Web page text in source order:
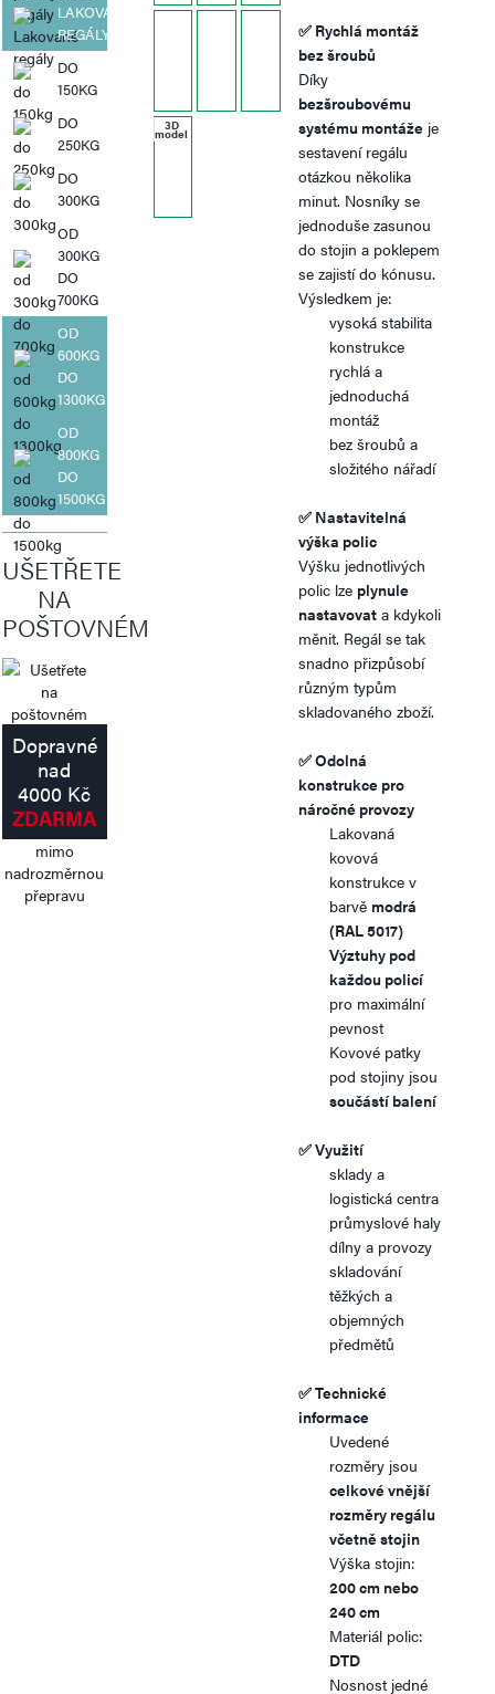
LAKOVANÉ
REGÁLY
DO
150KG
DO
250KG
DO
300KG
OD
300KG
DO
700KG
OD
600KG
DO
1300KG
OD
800KG
DO
1500KG
UŠETŘETE
NA
POŠTOVNÉM
Dopravné
nad
4000 Kč
ZDARMA
mimo
nadrozměrnou
přepravu
3D
model
✅ Rychlá montáž
bez šroubů
Díky
bezšroubovému
systému montážeje
sestavení regálu
otázkou několika
minut. Nosníky se
jednoduše zasunou
do stojin a poklepem
se zajistí do kónusu.
Výsledkem je:
vysoká stabilita
konstrukce
rychlá a
jednoduchá
montáž
bez šroubů a
složitého nářadí
✅ Nastavitelná
výška polic
Výšku jednotlivých
polic lze plynule
nastavovata kdykoli
měnit. Regál se tak
snadno přizpůsobí
různým typům
skladovaného zboží.
✅Odolná
konstrukce pro
náročné provozy
Lakovaná
kovová
konstrukce v
barvě modrá
(RAL 5017)
Výztuhy pod
každou policí
pro maximální
pevnost
Kovové patky
pod stojiny jsou
součástí balení
✅Využití
sklady a
logistická centra
průmyslové haly
dílny a provozy
skladování
těžkých a
objemných
předmětů
✅Technické
informace
Uvedené
rozměry jsou
celkové vnější
rozměry regálu
včetně stojin
Výška stojin:
200 cm nebo
240 cm
Materiál polic:
DTD
Nosnost jedné